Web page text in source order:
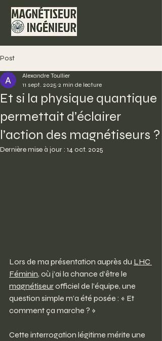
Post
Et si la physique quantique
permettait d’éclairer
l’action des magnétiseurs ?
Alexandre Toullier
11 sept. 2025 2 min de lecture
Dernière mise à jour : 14 oct. 2025
Lors de ma présentation auprès du LHC
Féminin, où j’ai la chance d’être le
magnétiseur officiel de l’équipe, une
question simple m’a été posée : « Et
comment ça marche ? »
Cette interrogation légitime mérite une